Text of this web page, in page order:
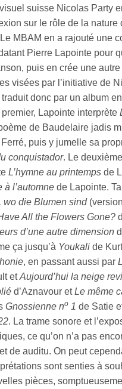
visuel suisse Nicolas Party
sur le rôle de la nature
Le MBAM en a rajouté une
Pierre Lapointe pour
puis en crée une
visées par l’initiative de
donc par un album
Lapointe interprète
de Baudelaire jadis
puis y jumelle sa
conquistador. Le
L’hymne au printemps de
à l’automne de Lapointe.
wo die Blumen sind
All the Flowers Gone?
d’une autre dimension
ça jusqu’à Youkali de
, en passant aussi par
etAujourd’hui la neige
d’Aznavour etLe même
Gnossienne no 1 de Satie
. La trame sonore et
ce qu’on n’a pas
de auditu. On peut
sont senties à
pièces,